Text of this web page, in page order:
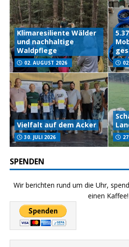
Klimaresiliente Wälder
und nachhaltige
Waldpflege
02. AUGUST 2026
Vielfalt auf dem Acker
30. JULI 2026
SPENDEN
Wir berichten rund um die Uhr,
einen Kaffee!